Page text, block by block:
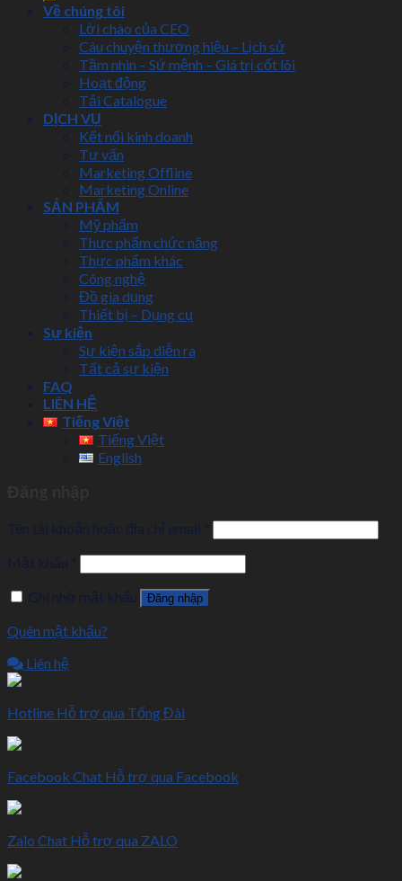
Về chúng tôi
Lời chào của CEO
Câu chuyện thương hiệu – Lịch sử
Tầm nhìn – Sứ mệnh – Giá trị cốt lõi
Hoạt động
Tải Catalogue
DỊCH VỤ
Kết nối kinh doanh
Tư vấn
Marketing Offline
Marketing Online
SẢN PHẨM
Mỹ phẩm
Thực phẩm chức năng
Thực phẩm khác
Công nghệ
Đồ gia dụng
Thiết bị – Dụng cụ
Sự kiện
Sự kiện sắp diễn ra
Tất cả sự kiện
FAQ
LIÊN HỆ
Tiếng Việt
Tiếng Việt
English
Đăng nhập
Quên mật khẩu?
Liên hệ
Hotline Hỗ trợ qua Tổng Đài
Facebook Chat Hỗ trợ qua Facebook
Zalo Chat Hỗ trợ qua ZALO